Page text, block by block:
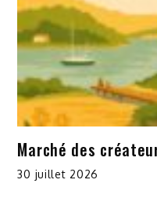
Marché des
30 juillet 2026